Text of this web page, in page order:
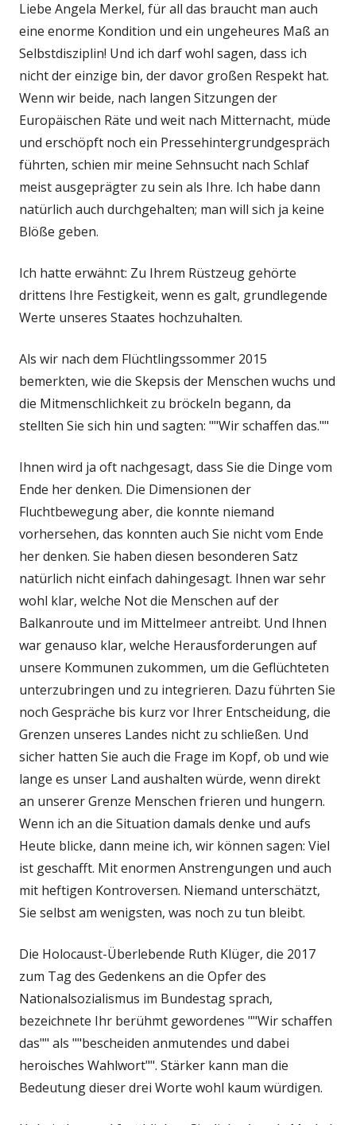
Liebe Angela Merkel, für all das braucht man auch
eine enorme Kondition und ein ungeheures Maß an
Selbstdisziplin! Und ich darf wohl sagen, dass ich
nicht der einzige bin, der davor großen Respekt hat.
Wenn wir beide, nach langen Sitzungen der
Europäischen Räte und weit nach Mitternacht, müde
und erschöpft noch ein Pressehintergrundgespräch
führten, schien mir meine Sehnsucht nach Schlaf
meist ausgeprägter zu sein als Ihre. Ich habe dann
natürlich auch durchgehalten; man will sich ja keine
Blöße geben.
Ich hatte erwähnt: Zu Ihrem Rüstzeug gehörte
drittens Ihre Festigkeit, wenn es galt, grundlegende
Werte unseres Staates hochzuhalten.
Als wir nach dem Flüchtlingssommer 2015
bemerkten, wie die Skepsis der Menschen wuchs und
die Mitmenschlichkeit zu bröckeln begann, da
stellten Sie sich hin und sagten: ""Wir schaffen das.""
Ihnen wird ja oft nachgesagt, dass Sie die Dinge vom
Ende her denken. Die Dimensionen der
Fluchtbewegung aber, die konnte niemand
vorhersehen, das konnten auch Sie nicht vom Ende
her denken. Sie haben diesen besonderen Satz
natürlich nicht einfach dahingesagt. Ihnen war sehr
wohl klar, welche Not die Menschen auf der
Balkanroute und im Mittelmeer antreibt. Und Ihnen
war genauso klar, welche Herausforderungen auf
unsere Kommunen zukommen, um die Geflüchteten
unterzubringen und zu integrieren. Dazu führten Sie
noch Gespräche bis kurz vor Ihrer Entscheidung, die
Grenzen unseres Landes nicht zu schließen. Und
sicher hatten Sie auch die Frage im Kopf, ob und wie
lange es unser Land aushalten würde, wenn direkt
an unserer Grenze Menschen frieren und hungern.
Wenn ich an die Situation damals denke und aufs
Heute blicke, dann meine ich, wir können sagen: Viel
ist geschafft. Mit enormen Anstrengungen und auch
mit heftigen Kontroversen. Niemand unterschätzt,
Sie selbst am wenigsten, was noch zu tun bleibt.
Die Holocaust-Überlebende Ruth Klüger, die 2017
zum Tag des Gedenkens an die Opfer des
Nationalsozialismus im Bundestag sprach,
bezeichnete Ihr berühmt gewordenes ""Wir schaffen
das"" als ""bescheiden anmutendes und dabei
heroisches Wahlwort"". Stärker kann man die
Bedeutung dieser drei Worte wohl kaum würdigen.